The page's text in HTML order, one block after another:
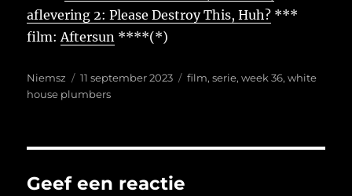
aflevering 2: Please Destroy This, Huh? ***
film:Aftersun ****(*)
Auteur
Niemsz
Geplaatst
op
11 september 2023 Tags
film,serie,week 36,white
house plumbers
Geef een reactie